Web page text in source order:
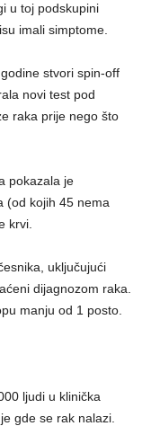
u toj podskupini
imali simptome.
stvori spin-off
novi test pod
raka prije nego što
pokazala je
(od kojih 45 nema
krvi.
uključujući
dijagnozom raka.
manju od 1 posto.
ljudi u klinička
gde se rak nalazi.